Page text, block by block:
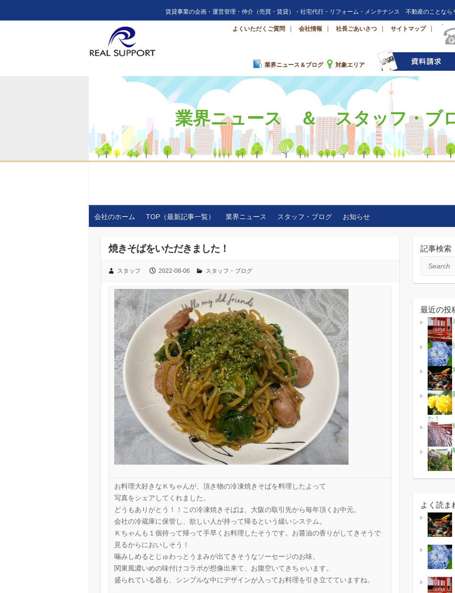
賃貸事業の企画・運営管理・仲介（売買・賃貸）・社宅代行・リフォーム・メンテナンス 不動産のことなら
よくいただくご質問 会社情報 社長ごあいさつ サイトマップ
業界ニュース＆ブログ 対象エリア
業界ニュース ＆ スタッフ・ブ
会社のホーム TOP（最新記事一覧） 業界ニュース スタッフ・ブログ お知らせ
焼きそばをいただきました！
スタッフ 2022-08-06 スタッフ・ブログ
お料理大好きなＫちゃんが、頂き物の冷凍焼きそばを料理したよって
写真をシェアしてくれました。
どうもありがとう！！この冷凍焼きそばは、大阪の取引先から毎年頂くお中元。
会社の冷蔵庫に保管し、欲しい人が持って帰るという緩いシステム。
Ｋちゃんも１個持って帰って手早くお料理したそうです。お醤油の香りがしてきそうで
見るからにおいしそう！
噛みしめるとじゅわっとうまみが出てきそうなソーセージのお味、
関東風濃いめの味付けコラボが想像出来て、お腹空いてきちゃいます。
盛られている器も、シンプルな中にデザインが入ってお料理を引き立てていますね。
記事検索
Search
最近の投
た！
よく読ま